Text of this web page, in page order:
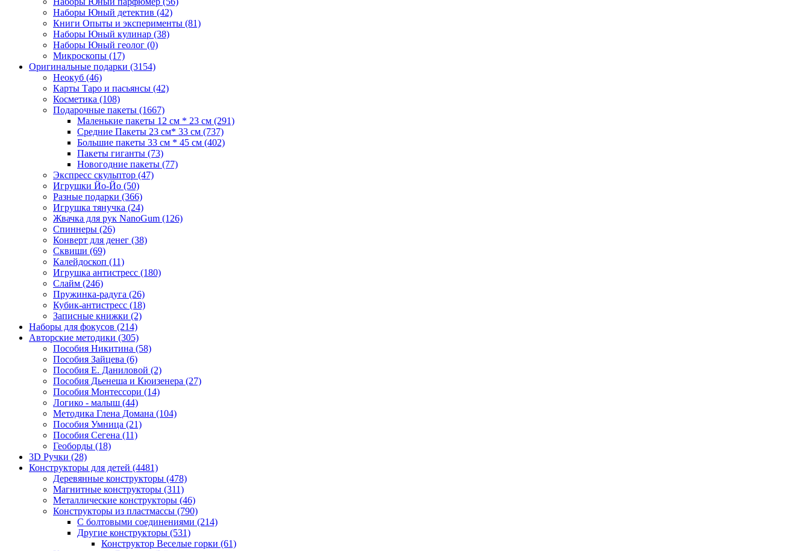
Наборы Юный детектив (42)
Книги Опыты и эксперименты (81)
Наборы Юный кулинар (38)
Наборы Юный геолог (0)
Микроскопы (17)
Оригинальные подарки (3154)
Неокуб (46)
Карты Таро и пасьянсы (42)
Косметика (108)
Подарочные пакеты (1667)
Маленькие пакеты 12 см * 23 см (291)
Средние Пакеты 23 см* 33 см (737)
Большие пакеты 33 см * 45 см (402)
Пакеты гиганты (73)
Новогодние пакеты (77)
Экспресс скульптор (47)
Игрушки Йо-Йо (50)
Разные подарки (366)
Игрушка тянучка (24)
Жвачка для рук NanoGum (126)
Спиннеры (26)
Конверт для денег (38)
Сквиши (69)
Калейдоскоп (11)
Игрушка антистресс (180)
Слайм (246)
Пружинка-радуга (26)
Кубик-антистресс (18)
Записные книжки (2)
Наборы для фокусов (214)
Авторские методики (305)
Пособия Никитина (58)
Пособия Зайцева (6)
Пособия Е. Даниловой (2)
Пособия Дьенеша и Кюизенера (27)
Пособия Монтессори (14)
Логико - малыш (44)
Методика Глена Домана (104)
Пособия Умница (21)
Пособия Сегена (11)
Геоборды (18)
3D Ручки (28)
Конструкторы для детей (4481)
Деревянные конструкторы (478)
Магнитные конструкторы (311)
Металлические конструкторы (46)
Конструкторы из пластмассы (790)
С болтовыми соединениями (214)
Другие конструкторы (531)
Конструктор Веселые горки (61)